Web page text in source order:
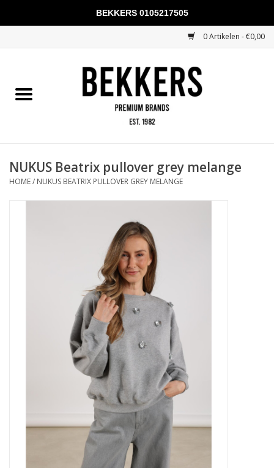
0 Artikelen - €0,00
Mannen
KADOBONNEN
NUKUS Beatrix pullover grey melange
HOME/ NUKUS BEATRIX PULLOVER GREY MELANGE
BEKKERS 0105217505